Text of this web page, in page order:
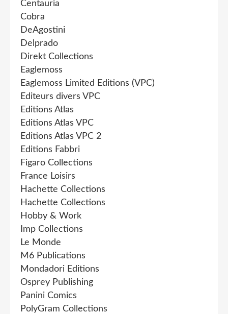
Centauria
Cobra
DeAgostini
Delprado
Direkt Collections
Eaglemoss
Eaglemoss Limited Editions (VPC)
Editeurs divers VPC
Editions Atlas
Editions Atlas VPC
Editions Atlas VPC 2
Editions Fabbri
Figaro Collections
France Loisirs
Hachette Collections
Hachette Collections
Hobby & Work
Imp Collections
Le Monde
M6 Publications
Mondadori Editions
Osprey Publishing
Panini Comics
PolyGram Collections